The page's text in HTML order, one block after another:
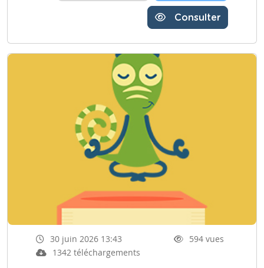
Consulter
30 juin 2026 13:43
594 vues
1342 téléchargements